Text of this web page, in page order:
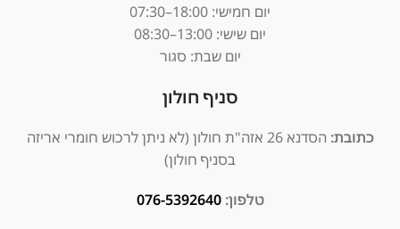
יום חמישי: 18:00–07:30
יום שישי: 13:00–08:30
יום שבת: סגור
סניף חולון
כתובת:
הסדנא 26 אזה"ת חולון (לא ניתן לרכוש חומרי אריזה
בסניף חולון)
טלפון: 076-5392640